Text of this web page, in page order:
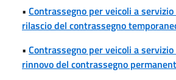
• Contrassegno per veicoli a
rilascio del contrassegno
• Contrassegno per veicoli a
rinnovo del contrassegno